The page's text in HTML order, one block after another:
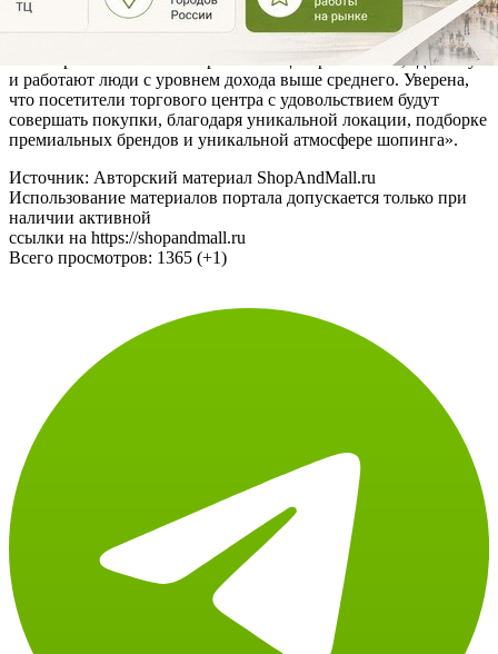
Виктория Венглинская, заместитель директора отдела аренды
торговых площадей CBRE, подчеркнула: «ТРЦ «Павелецкая
плаза» расположен в историческом центре Москвы, где живут
и работают люди с уровнем дохода выше среднего. Уверена,
что посетители торгового центра с удовольствием будут
совершать покупки, благодаря уникальной локации, подборке
премиальных брендов и уникальной атмосфере шопинга».
Источник: Авторский материал ShopAndMall.ru
Использование материалов портала допускается только при
наличии активной
ссылки на https://shopandmall.ru
Всего просмотров:1365 (+1)